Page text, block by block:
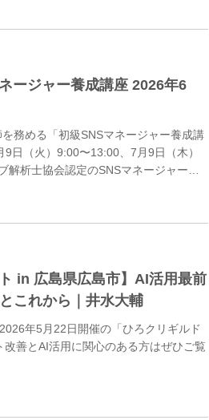
ージャー養成講座 2026年6
務める「初級SNSマネージャー養成講
日（火）9:00〜13:00、7月9日（木）
析士協会認定のSNSマネージャー認
全体像から、X・Instagram・
す。
in 広島県広島市】AI活用最前
これから｜井水大輔
年5月22日開催の「ひろクリギルド
善とAI活用に関心のある方はぜひご覧